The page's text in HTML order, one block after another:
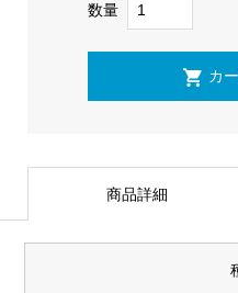
数量
商品詳細